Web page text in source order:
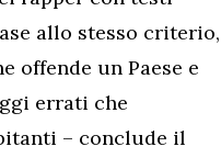
allo stesso criterio,
offende un Paese e
errati che
– conclude il